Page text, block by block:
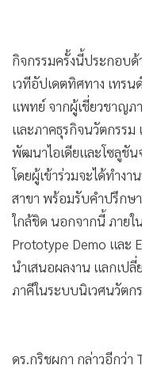
ความรู้ ผู้เชี่ยวชาญ เทค
เพื่อผลักดันนวัตกรรมด้
ใช้งานจริง โดยความร่
ได้แก่ ย่านนวัตกรรมกา
โยธี ย่านนวัตกรรมการ
แพทย์กังสดาล
“นี่คือความท้าทายของร
ประเทศไทยให้ก้าวสู่กา
Hub นับเป็นวาระสำคัญ
ระบบ โดยกลไกสำคัญ
ภาคเอกชน การประสา